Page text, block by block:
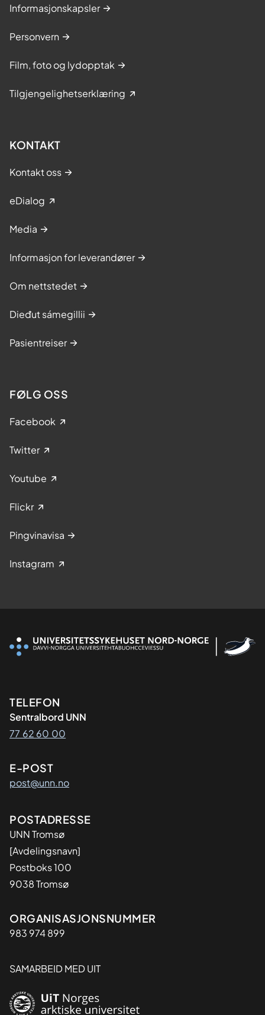
Informasjonskapsler
Personvern
Film, foto og lydopptak
Tilgjengelighetserklæring
KONTAKT
Kontakt oss
eDialog
Media
Informasjon for leverandører
Om nettstedet
Dieđut sámegillii
Pasientreiser
FØLG OSS
Facebook
Twitter
Youtube
Flickr
Pingvinavisa
Instagram
Kontaktinformasjon
TELEFON
Sentralbord UNN
77 62 60 00
E-POST
post@unn.no
Adresse
POSTADRESSE
UNN Tromsø
[Avdelingsnavn]
Postboks 100
9038 Tromsø
Organisasjon
ORGANISASJONSNUMMER
983 974 899
SAMARBEID MED UIT